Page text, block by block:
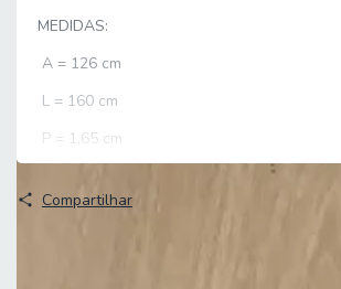
MEDIDAS:
A = 126 cm
L = 160 cm
P = 1,65 cm
MODELO: Cabeceira Estofada para Cama
Compartilhar